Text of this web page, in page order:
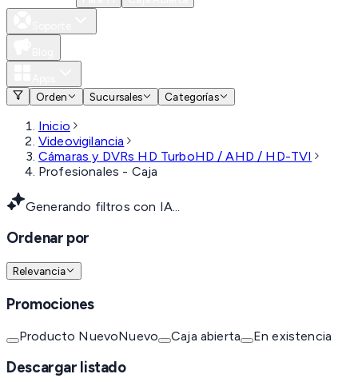
Orden
Sucursales Categorías
Inicio
Videovigilancia
Cámaras y DVRs HD TurboHD / AHD / HD-TVI
Profesionales - Caja
Generando filtros con IA...
Ordenar por
Relevancia
Promociones
Producto NuevoNuevo Caja abierta En existencia
Descargar listado